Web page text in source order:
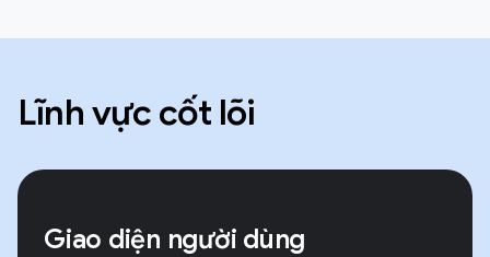
Lĩnh vực cốt lõi
Giao diện người dùng